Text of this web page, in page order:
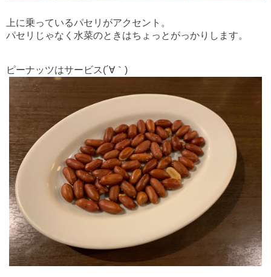
上に乗っているパセリがアクセント。
パセリじゃなく水菜のときはちょっとがっかりします。
ピーナッツはサービス (´∀｀)